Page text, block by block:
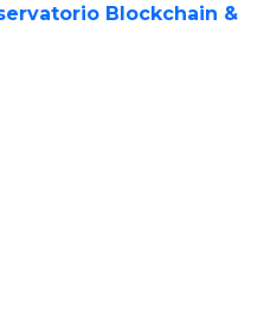
Blockchain &